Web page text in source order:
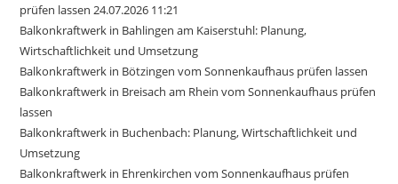
prüfen lassen 24.07.2026 11:21
Balkonkraftwerk in Bahlingen am Kaiserstuhl: Planung,
Wirtschaftlichkeit und Umsetzung
Balkonkraftwerk in Bötzingen vom Sonnenkaufhaus prüfen lassen
Balkonkraftwerk in Breisach am Rhein vom Sonnenkaufhaus prüfen
lassen
Balkonkraftwerk in Buchenbach: Planung, Wirtschaftlichkeit und
Umsetzung
Balkonkraftwerk in Ehrenkirchen vom Sonnenkaufhaus prüfen